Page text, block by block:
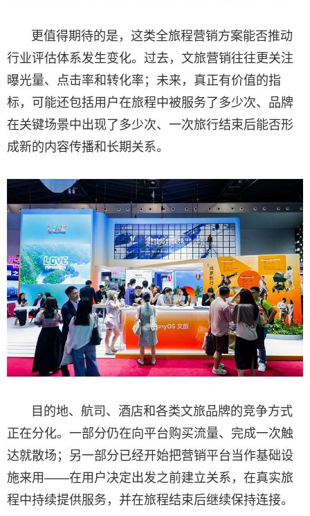
更值得期待的是，这类全旅程营销方案能否推动
行业评估体系发生变化。过去，文旅营销往往更关注
曝光量、点击率和转化率；未来，真正有价值的指
标，可能还包括用户在旅程中被服务了多少次、品牌
在关键场景中出现了多少次、一次旅行结束后能否形
成新的内容传播和长期关系。
目的地、航司、酒店和各类文旅品牌的竞争方式
正在分化。一部分仍在向平台购买流量、完成一次触
达就散场；另一部分已经开始把营销平台当作基础设
施来用——在用户决定出发之前建立关系，在真实旅
程中持续提供服务，并在旅程结束后继续保持连接。